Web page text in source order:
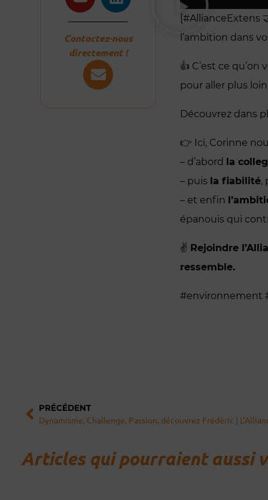
Contactez-nous
directement !
[#AllianceExtens
l’ambition dans
👍 C’est ce
pour aller plus
Découvrez dans
👉 Ici, Corinne
– d’abord la
– puis la fiabilité,
– et enfin
épanouis qui
✌️ Rejoindre
ressemble.
#environnement
PRÉCÉDENT
Dynamisme, Challenge, Passion, découvrez Frédéric |
Articles qui pourraient aussi